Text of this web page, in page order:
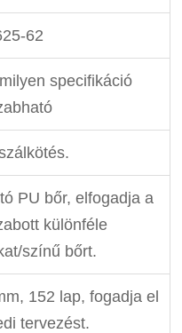
62
specifikáció
PU bőr, elfogadja a
különféle
színű bőrt.
152 lap, fogadja el
tervezést.